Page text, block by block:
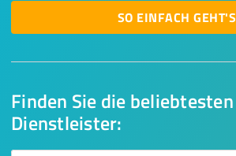
Finden Sie die beliebtesten
Dienstleister:
SO EINFACH GEHT'S